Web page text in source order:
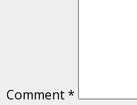
Comment*